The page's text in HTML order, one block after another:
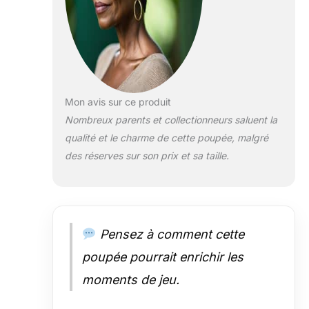
soin du silicone
bébé, ne la tirez
pas et soyez
doux lorsque
vous vous
changez de
vêtements pour
Distincte ：Fait à
la main par des
enracinés à la
pas s’ouvrir ou
cligner des yeux.
Mon avis sur ce produit
Nombreux parents et collectionneurs saluent la
qualité et le charme de cette poupée, malgré
des réserves sur son prix et sa taille.
Pensez à comment cette
poupée pourrait enrichir les
moments de jeu.